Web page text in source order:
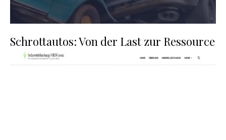
Schrottautos: Von der Last zur Ressource